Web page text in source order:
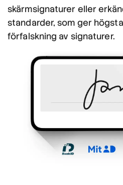
skärmsignaturer eller
standarder, som ger
förfalskning av signaturer.